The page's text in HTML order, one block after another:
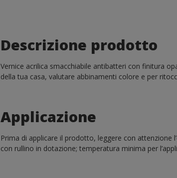
Descrizione prodotto
Vernice acrilica smacchiabile antibatteri con finitura
della tua casa, valutare abbinamenti colore e per
Applicazione
Prima di applicare il prodotto, leggere con attenzione
con rullino in dotazione; temperatura minima per